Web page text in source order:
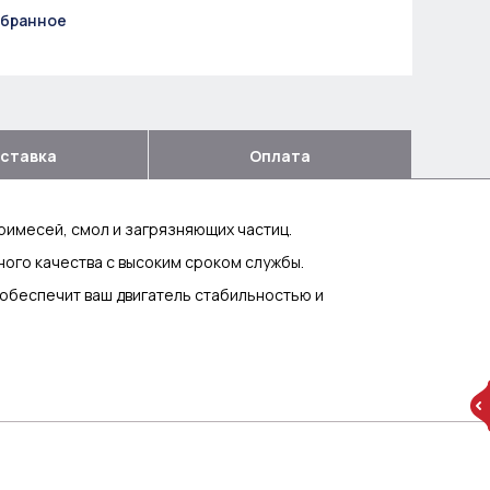
Оплата
смол и загрязняющих частиц.
качества с высоким сроком службы.
ваш двигатель стабильностью и